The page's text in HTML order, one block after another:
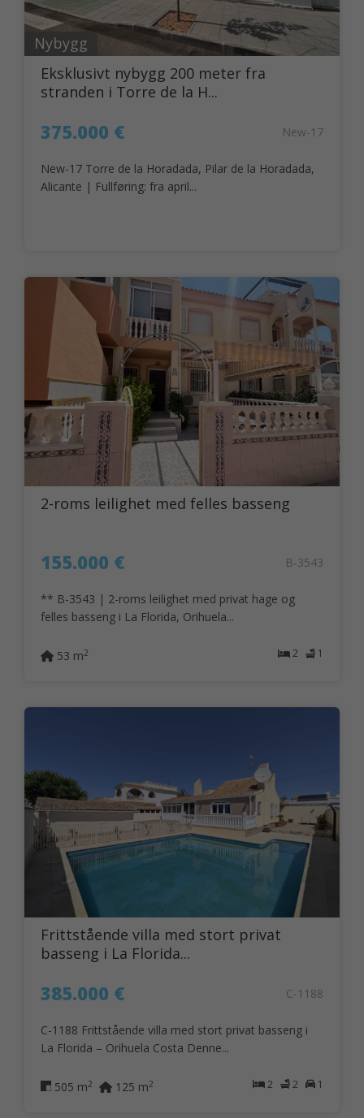
Nybygg
Eksklusivt nybygg 200 meter fra
stranden i Torre de la H...
375.000 € New-17
New-17 Torre de la Horadada, Pilar de la Horadada,
Alicante | Fullføring: fra april...
2-roms leilighet med felles basseng
155.000 € B-3543
** B-3543 | 2-roms leilighet med privat hage og
felles basseng i La Florida, Orihuela...
2 1
53 m2
Frittstående villa med stort privat
basseng i La Florida...
385.000 € C-1188
C-1188 Frittstående villa med stort privat basseng i
La Florida – Orihuela Costa Denne...
2 2 1
505 m2 125 m2